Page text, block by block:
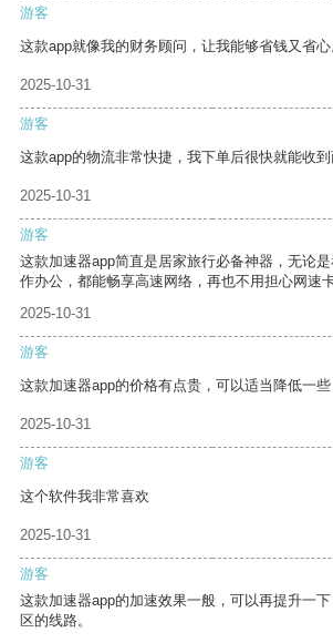
游客
这款app就像我的财务顾问，让我能够省钱又省心
2025-10-31
游客
这款app的物流非常快捷，我下单后很快就能收到
2025-10-31
游客
这款加速器app简直是居家旅行必备神器，无论
作办公，都能畅享高速网络，再也不用担心网速卡
2025-10-31
游客
这款加速器app的价格有点贵，可以适当降低一些
2025-10-31
游客
这个软件我非常喜欢
2025-10-31
游客
这款加速器app的加速效果一般，可以再提升一
区的线路。